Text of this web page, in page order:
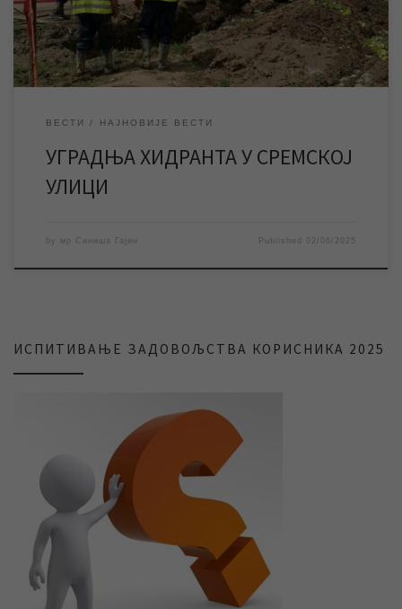
на уградњи хидранта […]
ВЕСТИ НАЈНОВИЈЕ ВЕСТИ
УГРАДЊА ХИДРАНТА У СРЕМСКОЈ
УЛИЦИ
by мр Синиша Гајин Published 02/06/2025
ИСПИТИВАЊЕ ЗАДОВОЉСТВА КОРИСНИКА 2025